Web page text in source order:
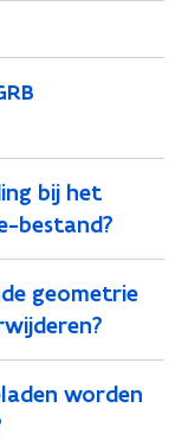
bij het
bestand?
geometrie